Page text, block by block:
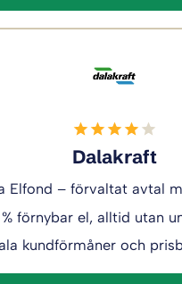
Dalakraft
Elfond – förvaltat avtal
% förnybar el, alltid utan
kundförmåner och